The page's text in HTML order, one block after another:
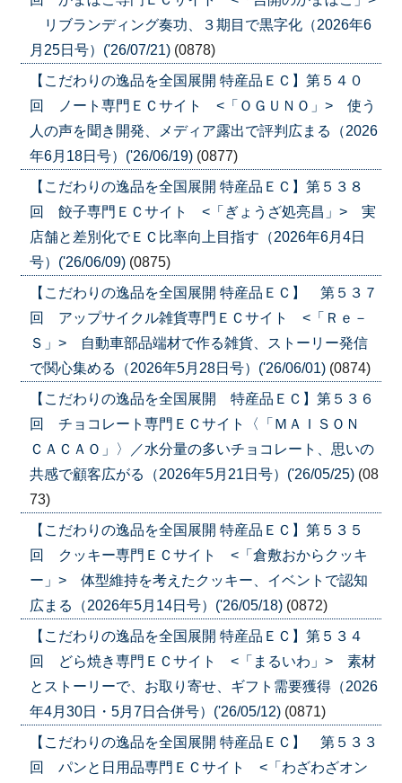
リブランディング奏功、３期目で黒字化（2026年6
月25日号）('26/07/21) (0878)
【こだわりの逸品を全国展開 特産品ＥＣ】第５４０
回 ノート専門ＥＣサイト <「ＯＧＵＮＯ」> 使う
人の声を聞き開発、メディア露出で評判広まる（2026
年6月18日号）('26/06/19) (0877)
【こだわりの逸品を全国展開 特産品ＥＣ】第５３８
回 餃子専門ＥＣサイト <「ぎょうざ処亮昌」> 実
店舗と差別化でＥＣ比率向上目指す（2026年6月4日
号）('26/06/09) (0875)
【こだわりの逸品を全国展開 特産品ＥＣ】 第５３７
回 アップサイクル雑貨専門ＥＣサイト <「Ｒｅ－
Ｓ」> 自動車部品端材で作る雑貨、ストーリー発信
で関心集める（2026年5月28日号）('26/06/01) (0874)
【こだわりの逸品を全国展開 特産品ＥＣ】第５３６
回 チョコレート専門ＥＣサイト〈「ＭＡＩＳＯＮ
ＣＡＣＡＯ」〉／水分量の多いチョコレート、思いの
共感で顧客広がる（2026年5月21日号）('26/05/25) (08
73)
【こだわりの逸品を全国展開 特産品ＥＣ】第５３５
回 クッキー専門ＥＣサイト <「倉敷おからクッキ
ー」> 体型維持を考えたクッキー、イベントで認知
広まる（2026年5月14日号）('26/05/18) (0872)
【こだわりの逸品を全国展開 特産品ＥＣ】第５３４
回 どら焼き専門ＥＣサイト <「まるいわ」> 素材
とストーリーで、お取り寄せ、ギフト需要獲得（2026
年4月30日・5月7日合併号）('26/05/12) (0871)
【こだわりの逸品を全国展開 特産品ＥＣ】 第５３３
回 パンと日用品専門ＥＣサイト <「わざわざオン